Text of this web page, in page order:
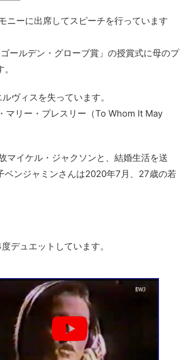
ニーに出席してスピーチを行っています
ールデン・グローブ賞」の授賞式に母のプ
ヴィスを失っています。
マリー・プレスリー（To Whom It May
マイケル・ジャクソンと、結婚生活を送
ベンジャミンさんは2020年7月、27歳の若
デュエットしています。